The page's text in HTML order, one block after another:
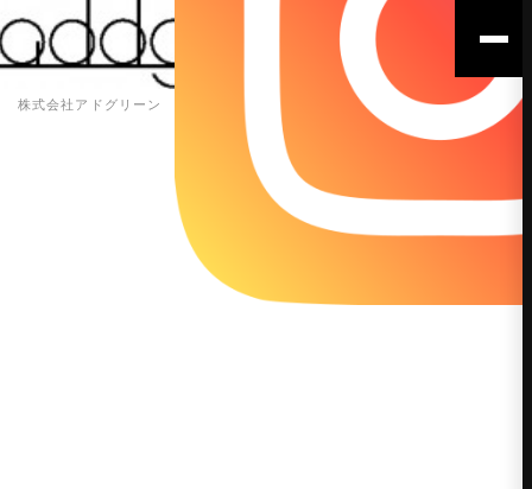
株式会社アドグリーン